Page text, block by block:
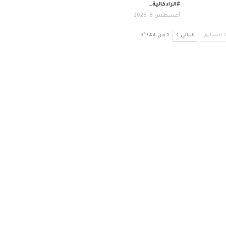
#الرادكالية…
أغسطس 8, 2026
السابق التالي 1 من 3٬744